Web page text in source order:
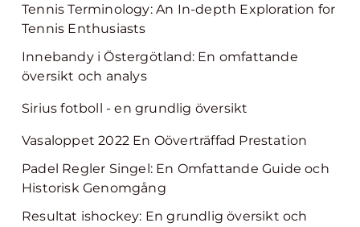
Tennis Terminology: An In-depth Exploration for
Tennis Enthusiasts
Innebandy i Östergötland: En omfattande
översikt och analys
Sirius fotboll - en grundlig översikt
Vasaloppet 2022 En Oöverträffad Prestation
Padel Regler Singel: En Omfattande Guide och
Historisk Genomgång
Resultat ishockey: En grundlig översikt och